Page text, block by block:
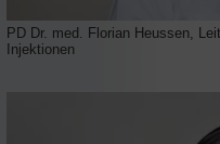
PD Dr. med. Florian Heussen,
Injektionen